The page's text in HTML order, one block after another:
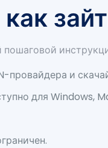
провайдера и
для Windows,